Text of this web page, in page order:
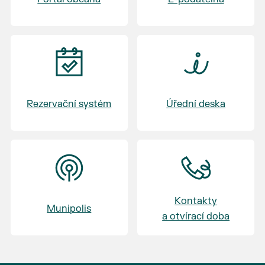
Rezervační systém Úřední deska
Munipolis
Kontakty
a otvírací doba